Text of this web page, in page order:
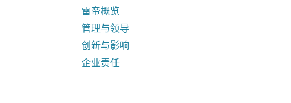
雷帝概览
管理与领导
创新与影响
企业责任